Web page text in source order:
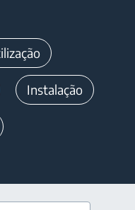
Instalação